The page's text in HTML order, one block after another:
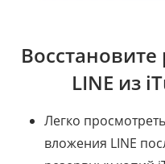
LINE из
Легко
вложения LINE